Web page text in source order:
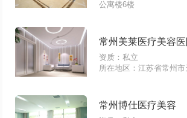
公寓楼6楼
常州美莱医疗美容医
资质：私立
所在地区：江苏省常州
常州博仕医疗美容